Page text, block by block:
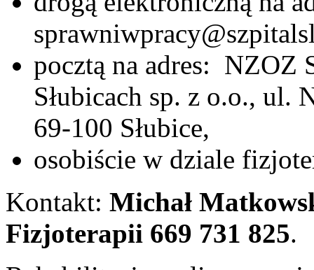
pocztą na adres:
Słubicach sp. z o.o., ul.
69-100 Słubice,
osobiście w dziale
Kontakt: Michał
Fizjoterapii 669 731 825.